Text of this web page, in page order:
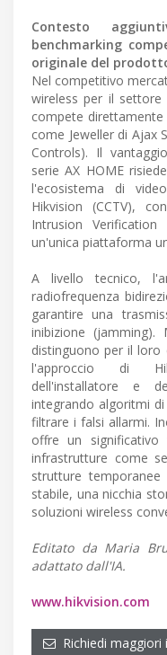
Contesto
benchmarking
originale del
Nel competitivo
wireless per il settore
compete
come Jeweller di Ajax
Controls). Il
serie AX HOME
l'ecosistema di
Hikvision (CCTV),
Intrusion
un'unica piattaforma
A livello tecnico,
radiofrequenza
garantire una
inibizione
distinguono per il loro
l'approccio di
dell'installatore e
integrando algoritmi
filtrare i falsi allarmi.
offre un significativo
infrastrutture come
strutture temporanee
stabile, una nicchia
soluzioni wireless
Editato da Maria
adattato dall'IA.
www.hikvision.com
Richiedi